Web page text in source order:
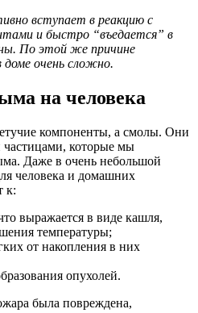
вступает в реакцию с
и быстро “въедается” в
По этой же причине
доме очень сложно.
на человека
компоненты, а смолы. Они
которые мы
Даже в очень небольшой
человека и домашних
к:
выражается в виде кашля,
температуры;
от накопления в них
опухолей.
была повреждена,